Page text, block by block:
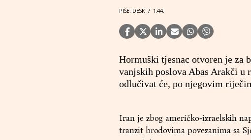
PIŠE: DESK / 1.44.
Hormuški tjesnac otvoren je za
vanjskih poslova Abas Arakči u
odlučivat će, po njegovim
Iran je zbog američko‑izraelskih
tranzit brodovima povezanima sa